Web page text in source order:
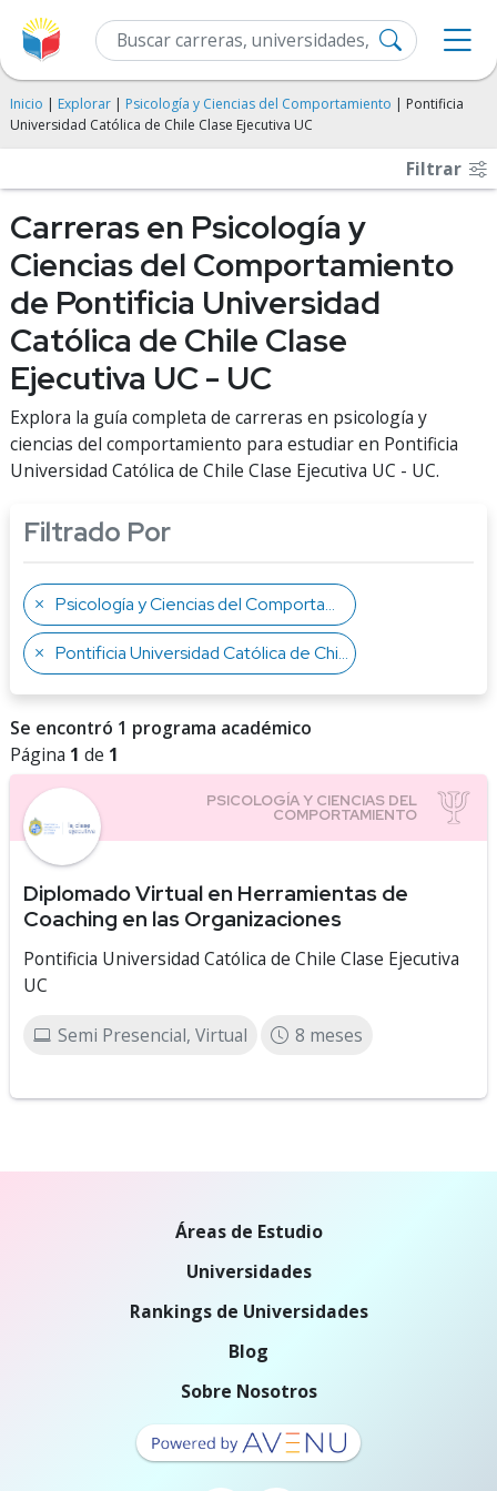
Inicio | Explorar | Psicología y Ciencias del Comportamiento | Pontificia
Universidad Católica de Chile Clase Ejecutiva UC
Filtrar
Carreras en Psicología y
Ciencias del Comportamiento
de Pontificia Universidad
Católica de Chile Clase
Ejecutiva UC - UC
Explora la guía completa de carreras en psicología y
ciencias del comportamiento para estudiar en Pontificia
Universidad Católica de Chile Clase Ejecutiva UC - UC.
Filtrado Por
Psicología y Ciencias del Comportamiento
Pontificia Universidad Católica de Chile Clase Ejecutiva UC
Se encontró 1 programa académico
Página 1 de 1
Diplomado Virtual en Herramientas de
Coaching en las Organizaciones
Pontificia Universidad Católica de Chile Clase Ejecutiva
UC
Semi Presencial, Virtual 8 meses
Áreas de Estudio
Universidades
Rankings de Universidades
Blog
Sobre Nosotros